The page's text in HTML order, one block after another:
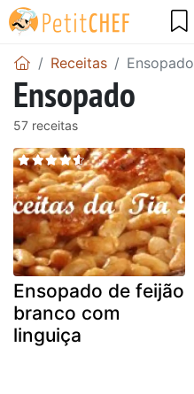
Receitas Ensopado
Ensopado
57 receitas
Ensopado de feijão
branco com
linguiça